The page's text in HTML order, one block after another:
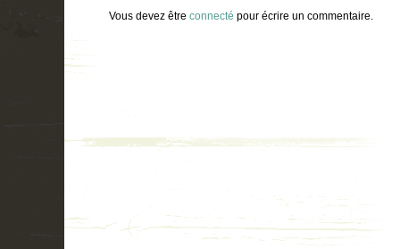
Vous devez être connecté pour écrire un commentaire.